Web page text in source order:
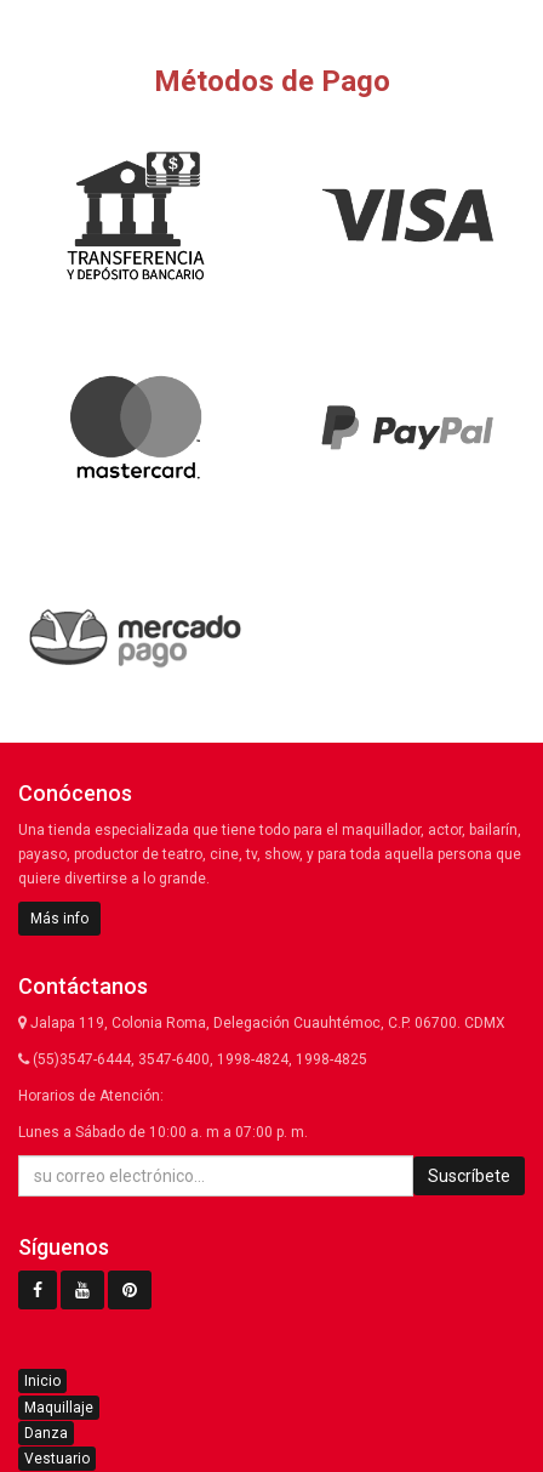
Métodos de Pago
Conócenos
Una tienda especializada que tiene todo para el maquillador, actor, bailarín,
payaso, productor de teatro, cine, tv, show, y para toda aquella persona que
quiere divertirse a lo grande.
Más info
Contáctanos
Jalapa 119, Colonia Roma, Delegación Cuauhtémoc, C.P. 06700. CDMX
(55)3547-6444, 3547-6400, 1998-4824, 1998-4825
Horarios de Atención:
Lunes a Sábado de 10:00 a. m a 07:00 p. m.
Suscríbete
Síguenos
Inicio
Maquillaje
Danza
Vestuario